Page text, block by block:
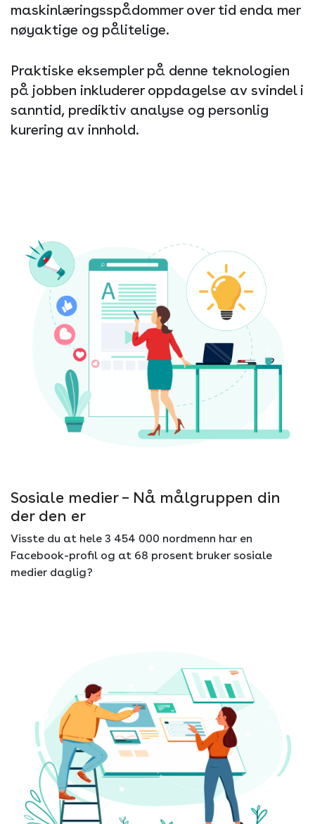
maskinlæringsspådommer over tid enda mer
nøyaktige og pålitelige.
Praktiske eksempler på denne teknologien
på jobben inkluderer oppdagelse av svindel i
sanntid, prediktiv analyse og personlig
kurering av innhold.
Sosiale medier – Nå målgruppen din
der den er
Visste du at hele 3 454 000 nordmenn har en
Facebook-profil og at 68 prosent bruker sosiale
medier daglig?